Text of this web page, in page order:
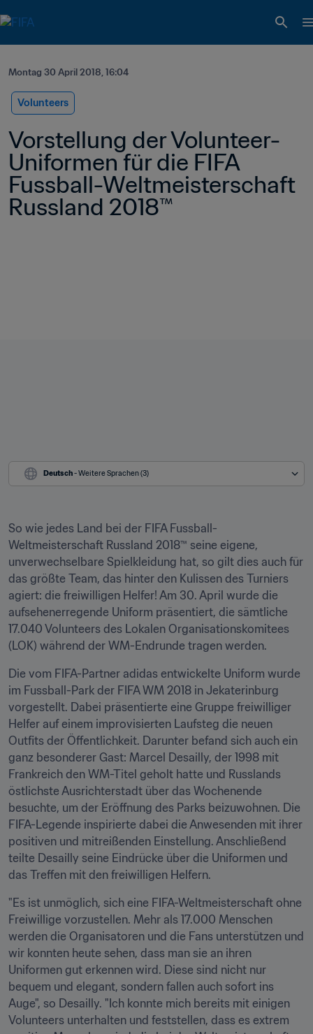
Montag 30 April 2018, 16:04
Volunteers
Vorstellung der Volunteer-
Uniformen für die FIFA
Fussball-Weltmeisterschaft
Russland 2018™
Deutsch - Weitere Sprachen (3)
So wie jedes Land bei der FIFA Fussball-
Weltmeisterschaft Russland 2018™ seine eigene,
unverwechselbare Spielkleidung hat, so gilt dies auch für
das größte Team, das hinter den Kulissen des Turniers
agiert: die freiwilligen Helfer! Am 30. April wurde die
aufsehenerregende Uniform präsentiert, die sämtliche
17.040 Volunteers des Lokalen Organisationskomitees
(LOK) während der WM-Endrunde tragen werden.
Die vom FIFA-Partner adidas entwickelte Uniform wurde
im Fussball-Park der FIFA WM 2018 in Jekaterinburg
vorgestellt. Dabei präsentierte eine Gruppe freiwilliger
Helfer auf einem improvisierten Laufsteg die neuen
Outfits der Öffentlichkeit. Darunter befand sich auch ein
ganz besonderer Gast: Marcel Desailly, der 1998 mit
Frankreich den WM-Titel geholt hatte und Russlands
östlichste Ausrichterstadt über das Wochenende
besuchte, um der Eröffnung des Parks beizuwohnen. Die
FIFA-Legende inspirierte dabei die Anwesenden mit ihrer
positiven und mitreißenden Einstellung. Anschließend
teilte Desailly seine Eindrücke über die Uniformen und
das Treffen mit den freiwilligen Helfern.
"Es ist unmöglich, sich eine FIFA-Weltmeisterschaft ohne
Freiwillige vorzustellen. Mehr als 17.000 Menschen
werden die Organisatoren und die Fans unterstützen und
wir konnten heute sehen, dass man sie an ihren
Uniformen gut erkennen wird. Diese sind nicht nur
bequem und elegant, sondern fallen auch sofort ins
Auge", so Desailly. "Ich konnte mich bereits mit einigen
Volunteers unterhalten und feststellen, dass es extrem